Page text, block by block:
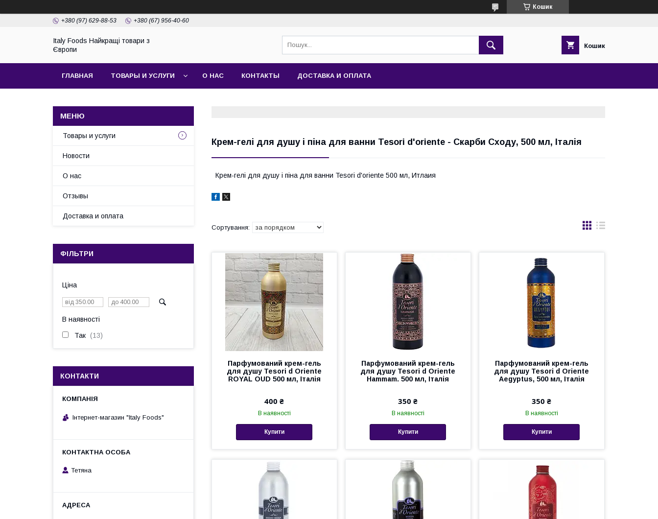
Кошик
+380 (97) 629-88-53 +380 (67) 956-40-60
Italy Foods Найкращі товари з
Європи
Кошик
ГЛАВНАЯ ТОВАРЫ И УСЛУГИ О НАС КОНТАКТЫ ДОСТАВКА И ОПЛАТА
Крем-гелі для душу і піна для ванни Tesori d'oriente - Скарби Сходу, 500 мл, Італія
Крем-гелі для душу і піна для ванни Tesori d'oriente 500 мл, Итлаия
Парфумований крем-гель
для душу Tesori d Оriente
ROYAL OUD 500 мл, Італія
400 ₴
В наявності
Купити
Парфумований крем-гель
для душу Tesori d Оriente
Hammam. 500 мл, Італія
350 ₴
В наявності
Купити
Парфумований крем-гель
для душу Tesori d Оriente
Aegyptus, 500 мл, Італія
350 ₴
В наявності
Купити
Товары и услуги
Новости
О нас
Отзывы
Доставка и оплата
ФІЛЬТРИ
Ціна
В наявності
Так 13
КОНТАКТИ
Інтернет-магазин "Italy Foods"
Тетяна